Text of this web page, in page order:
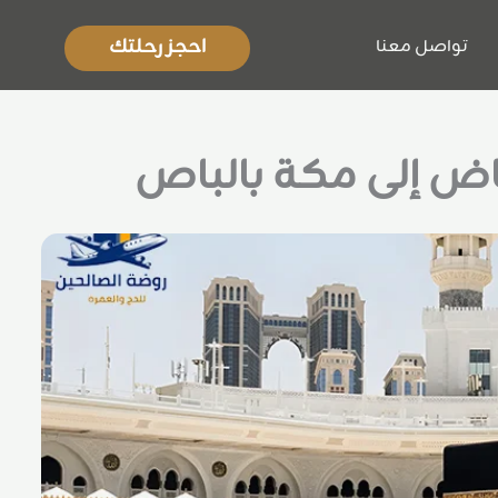
تواصل معنا احجز رحلتك
إلى مكة بالباص